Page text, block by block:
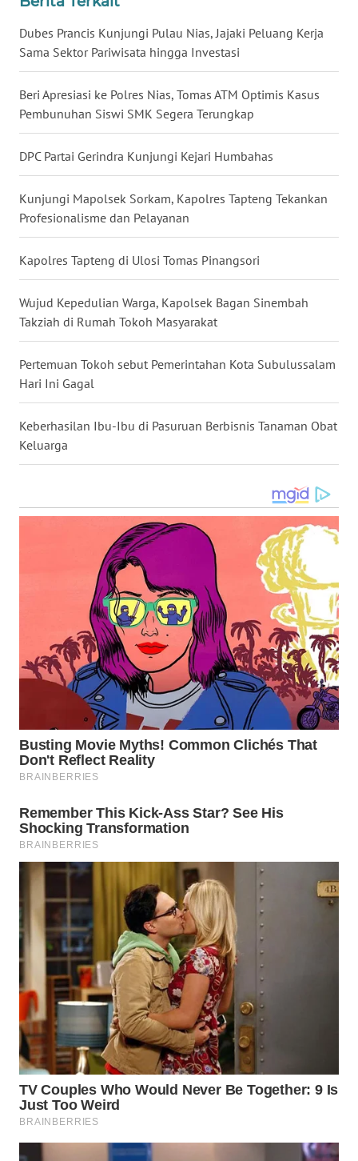
Dubes Prancis Kunjungi Pulau Nias, Jajaki Peluang Kerja
Sama Sektor Pariwisata hingga Investasi
Beri Apresiasi ke Polres Nias, Tomas ATM Optimis Kasus
Pembunuhan Siswi SMK Segera Terungkap
DPC Partai Gerindra Kunjungi Kejari Humbahas
Kunjungi Mapolsek Sorkam, Kapolres Tapteng Tekankan
Profesionalisme dan Pelayanan
Kapolres Tapteng di Ulosi Tomas Pinangsori
Wujud Kepedulian Warga, Kapolsek Bagan Sinembah
Takziah di Rumah Tokoh Masyarakat
Pertemuan Tokoh sebut Pemerintahan Kota Subulussalam
Hari Ini Gagal
Keberhasilan Ibu-Ibu di Pasuruan Berbisnis Tanaman Obat
Keluarga
WN
KALTARA
WN
KALSEL
WN
WN
WN
WN
MALUKU
WN
MALUT
WN
WN
NIAS
WN
TAPANULI
WN
LESUNG
WN
KARO
WN
SIMALUNGUN
WN
LABUHANBATU
WN
TAPANULI
TENGAH